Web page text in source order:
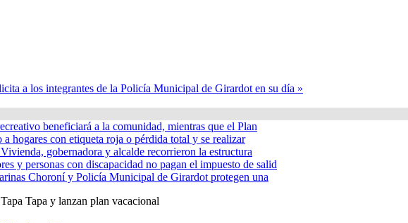
a los integrantes de la Policía Municipal de Girardot en su día »
beneficiará a la comunidad, mientras que el Plan
hogares con etiqueta roja o pérdida total y se realizar
gobernadora y alcalde recorrieron la estructura
y personas con discapacidad no pagan el impuesto de salid
Choroní y Policía Municipal de Girardot protegen una